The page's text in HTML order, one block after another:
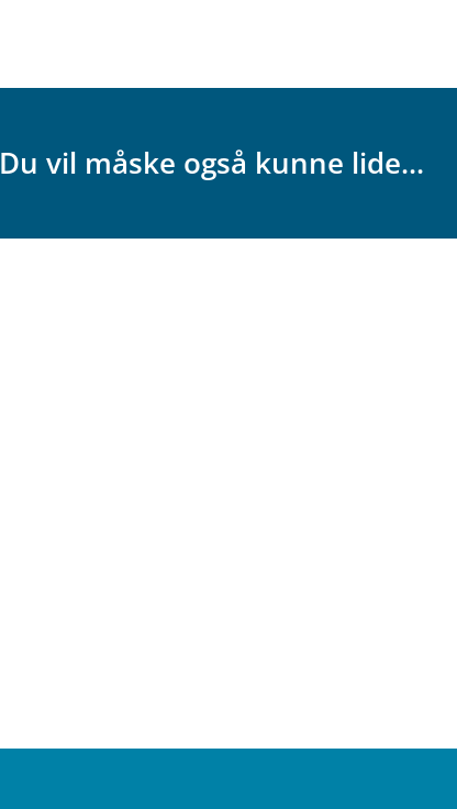
Du vil måske også kunne lide...